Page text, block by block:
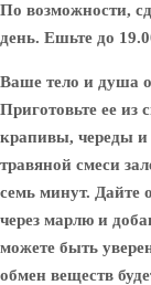
По возможности,
день. Ешьте до
Ваше тело и душа
Приготовьте ее из
крапивы, череды и
травяной смеси
семь минут. Дайте
через марлю и
можете быть
обмен веществ